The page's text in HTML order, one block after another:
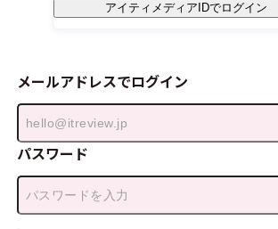
アイティメディアIDでログイン
メールアドレスでログイン
パスワード